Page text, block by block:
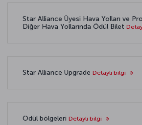
Star Alliance Üyesi Hava Yolları ve
Diğer Hava Yollarında Ödül Bilet
Star Alliance Upgrade Detaylı bilgi
Ödül bölgeleri Detaylı bilgi